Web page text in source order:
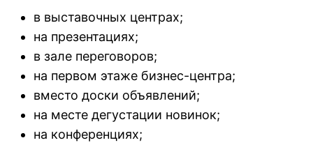
в выставочных центрах;
на презентациях;
в зале переговоров;
на первом этаже бизнес-центра;
вместо доски объявлений;
на месте дегустации новинок;
на конференциях;